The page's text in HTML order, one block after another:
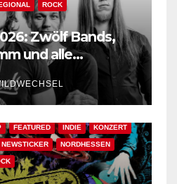
ROCK
Zwölf Bands,
und alle
FEATURED INDIE KONZERT
NEWSTICKER NORDHESSEN